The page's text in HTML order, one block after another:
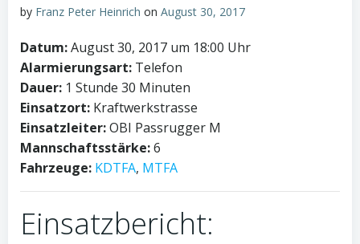
by Franz Peter Heinrich on August 30, 2017
Datum:August 30, 2017 um 18:00 Uhr
Alarmierungsart: Telefon
Dauer: 1 Stunde 30 Minuten
Einsatzort: Kraftwerkstrasse
Einsatzleiter:OBI Passrugger M
Mannschaftsstärke:6
Fahrzeuge: KDTFA, MTFA
Einsatzbericht: